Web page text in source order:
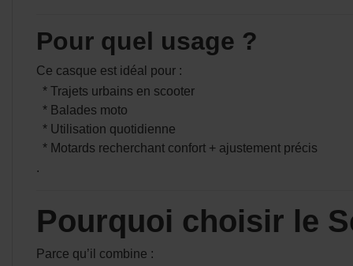
Pour quel usage ?
Ce casque est idéal pour :
* Trajets urbains en scooter
* Balades moto
* Utilisation quotidienne
* Motards recherchant confort + ajustement précis
.
Pourquoi choisir le
Parce qu’il combine :